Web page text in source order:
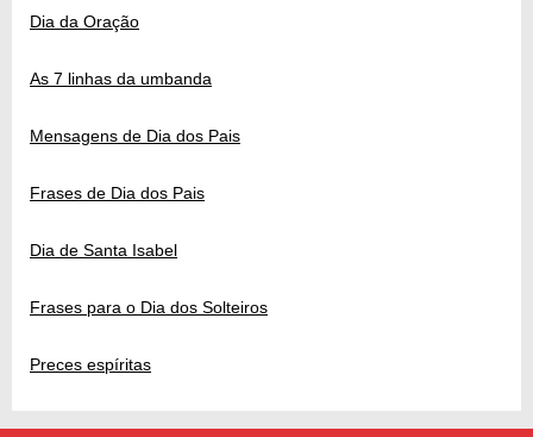
Dia da Oração
As 7 linhas da umbanda
Mensagens de Dia dos Pais
Frases de Dia dos Pais
Dia de Santa Isabel
Frases para o Dia dos Solteiros
Preces espíritas